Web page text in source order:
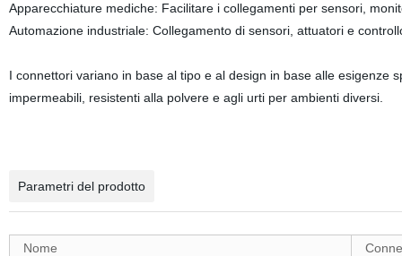
Apparecchiature mediche: Facilitare i collegamenti per sensori,
Automazione industriale: Collegamento di sensori, attuatori e
I connettori variano in base al tipo e al design in base alle esigenze
impermeabili, resistenti alla polvere e agli urti per ambienti diversi.
Parametri del prodotto
Nome